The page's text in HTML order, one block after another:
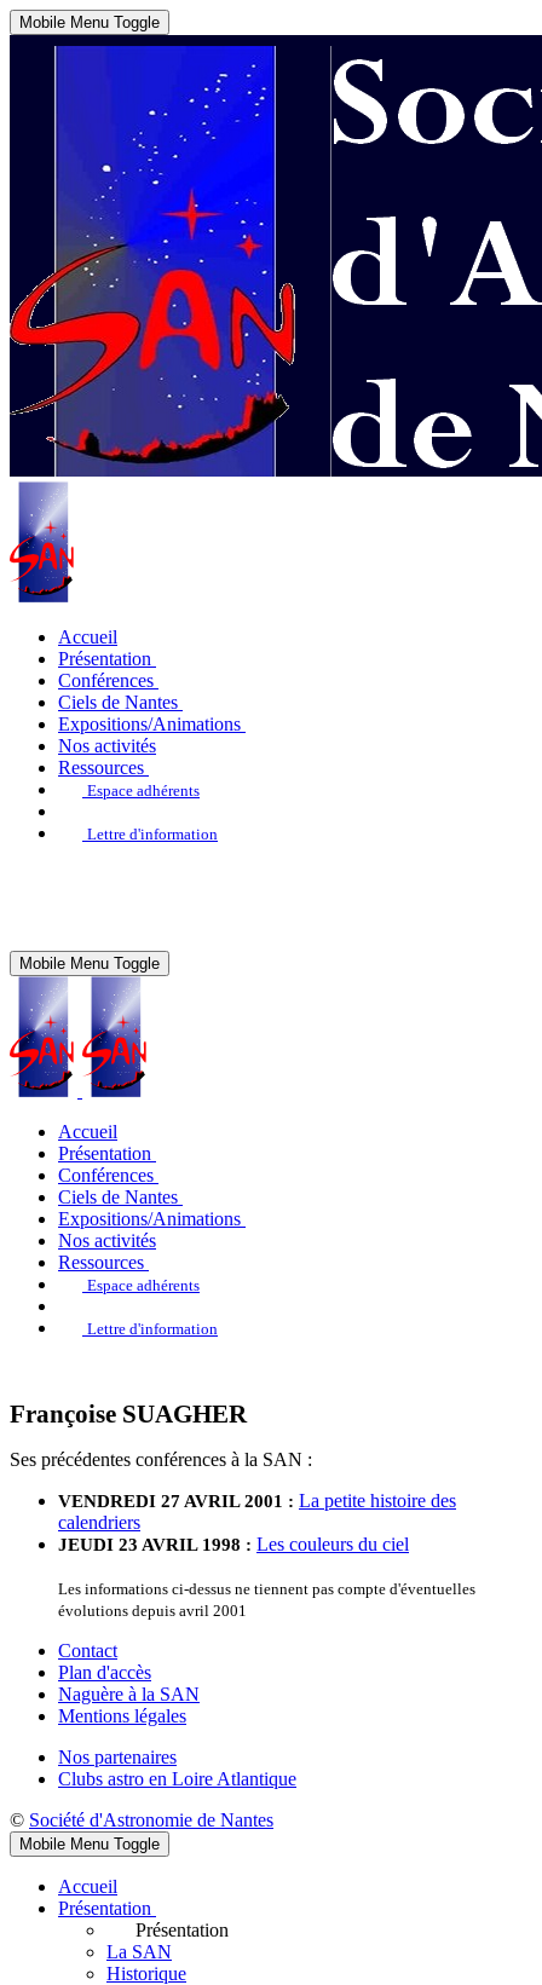
Mobile Menu Toggle
Accueil
Présentation
Conférences
Ciels de Nantes
Expositions/Animations
Nos activités
Ressources
Espace adhérents
Lettre d'information
Mobile Menu Toggle
Accueil
Présentation
Conférences
Ciels de Nantes
Expositions/Animations
Nos activités
Ressources
Espace adhérents
Lettre d'information
Françoise SUAGHER
Ses précédentes conférences à la SAN :
VENDREDI 27 AVRIL 2001 : La petite histoire des
calendriers
JEUDI 23 AVRIL 1998 : Les couleurs du ciel
Les informations ci-dessus ne tiennent pas compte d'éventuelles
évolutions depuis avril 2001
Contact
Plan d'accès
Naguère à la SAN
Mentions légales
Nos partenaires
Clubs astro en Loire Atlantique
© Société d'Astronomie de Nantes
Mobile Menu Toggle
Accueil
Présentation
Présentation
La SAN
Historique